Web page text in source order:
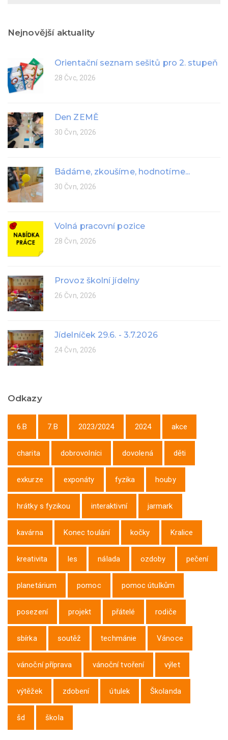
Nejnovější aktuality
Orientační seznam sešitů pro 2. stupeň
28 Čvc, 2026
Den ZEMĚ
30 Čvn, 2026
Bádáme, zkoušíme, hodnotíme...
30 Čvn, 2026
Volná pracovní pozice
28 Čvn, 2026
Provoz školní jídelny
26 Čvn, 2026
Jídelníček 29.6. - 3.7.2026
24 Čvn, 2026
Odkazy
6.B 7.B 2023/2024 2024 akce
charita dobrovolníci dovolená děti
exkurze exponáty fyzika houby
hrátky s fyzikou interaktivní jarmark
kavárna Konec toulání kočky Kralice
kreativita les nálada ozdoby pečení
planetárium pomoc pomoc útulkům
posezení projekt přátelé rodiče
sbírka soutěž techmánie Vánoce
vánoční příprava vánoční tvoření výlet
výtěžek zdobení útulek Školanda
šd škola